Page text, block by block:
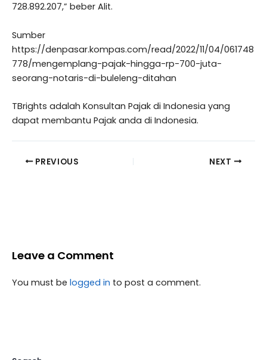
728.892.207,” beber Alit.
Sumber
https://denpasar.kompas.com/read/2022/11/04/061748
778/mengemplang-pajak-hingga-rp-700-juta-
seorang-notaris-di-buleleng-ditahan
TBrights adalah Konsultan Pajak di Indonesia yang
dapat membantu Pajak anda di Indonesia.
PREVIOUS NEXT
Leave a Comment
You must be logged in to post a comment.